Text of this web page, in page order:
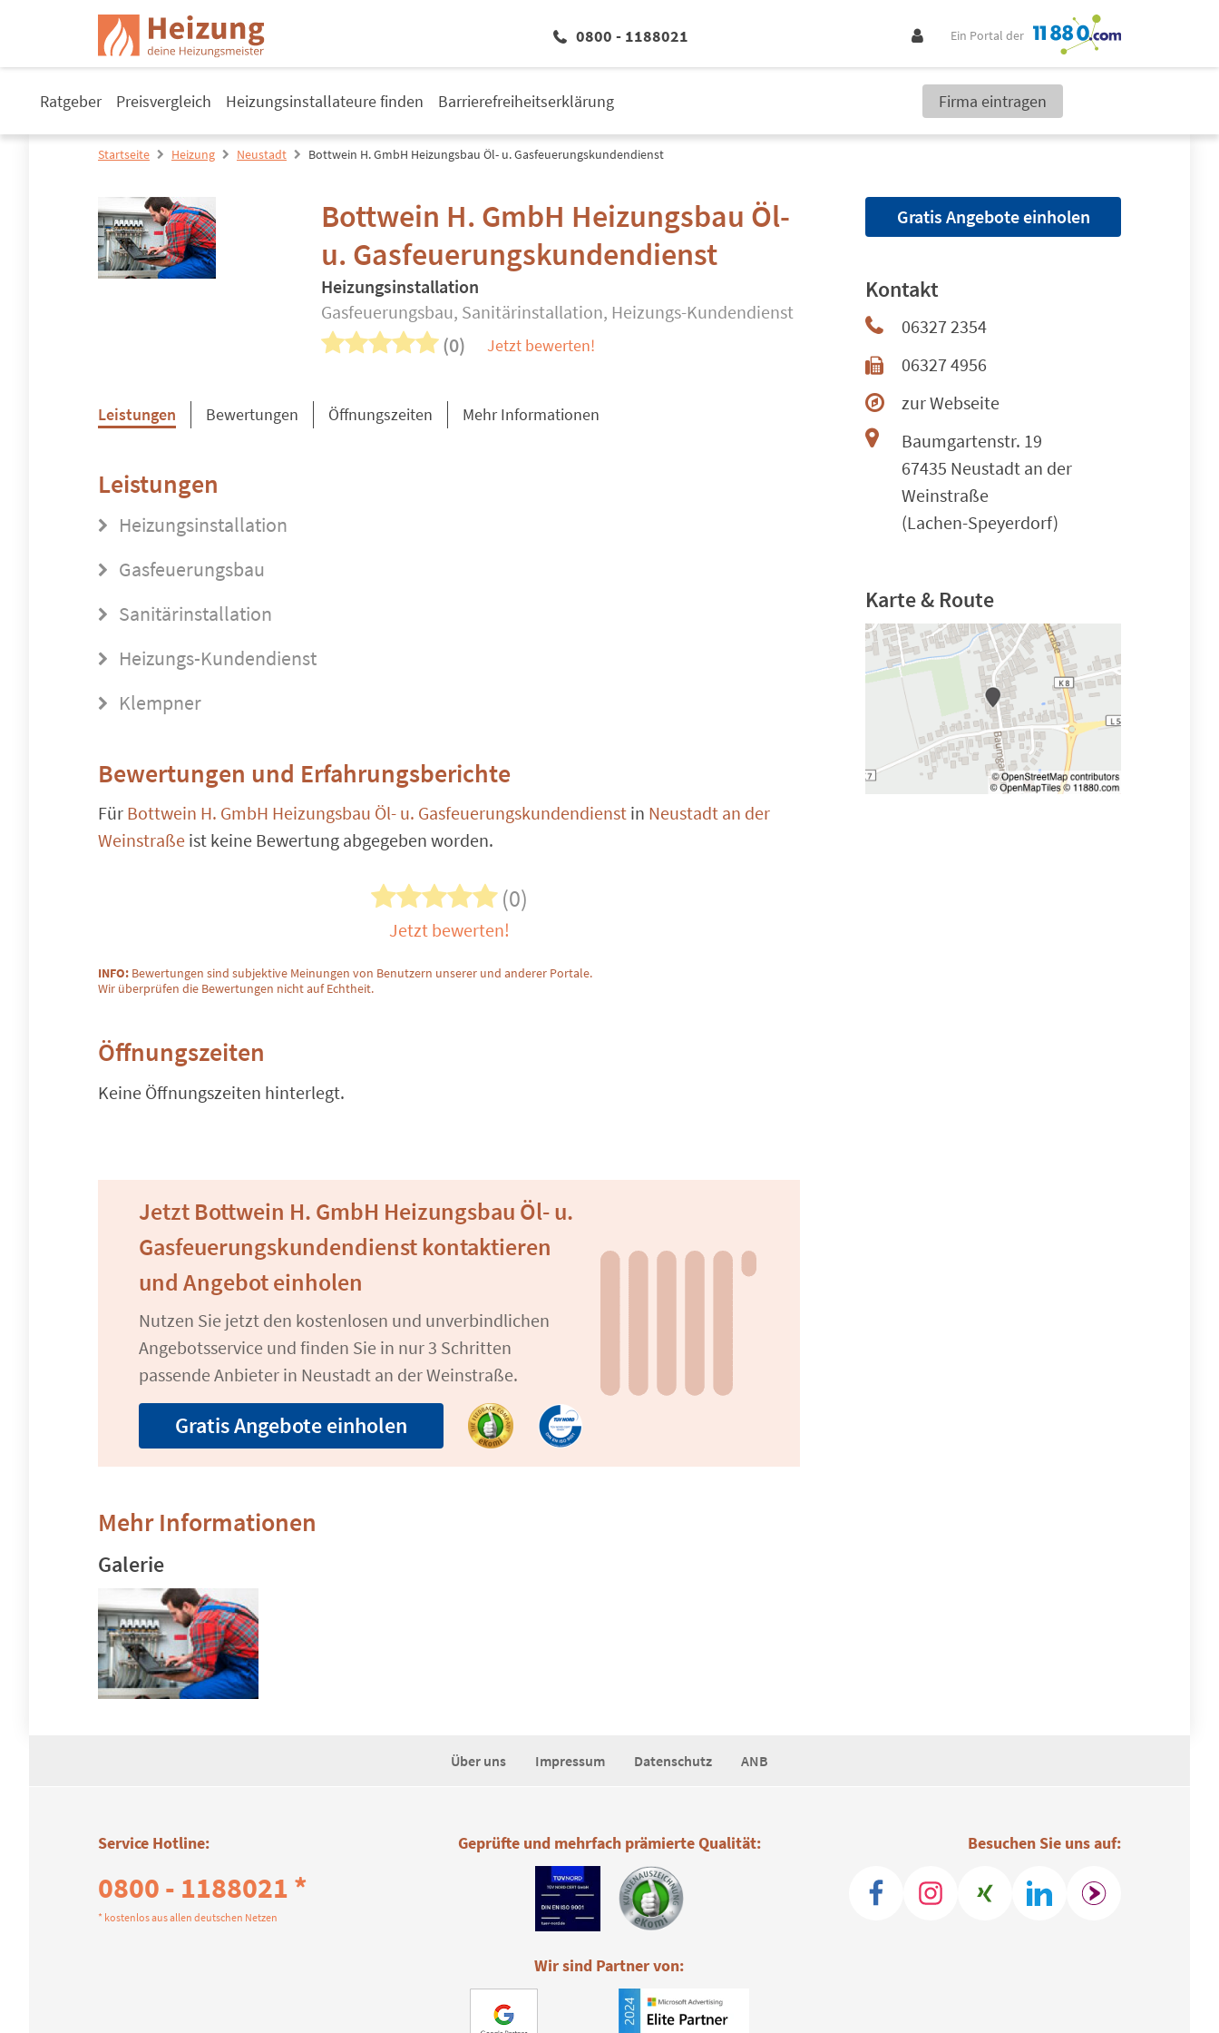
0800 - 1188021 Ein Portal der
Ratgeber Preisvergleich Heizungsinstallateure finden Barrierefreiheitserklärung Firma eintragen
Startseite Heizung Neustadt Bottwein H. GmbH Heizungsbau Öl- u. Gasfeuerungskundendienst
Bottwein H. GmbH Heizungsbau Öl-
u. Gasfeuerungskundendienst
Heizungsinstallation
Gasfeuerungsbau, Sanitärinstallation, Heizungs-Kundendienst
(0) Jetzt bewerten!
Leistungen Bewertungen Öffnungszeiten Mehr Informationen
Leistungen
Heizungsinstallation
Gasfeuerungsbau
Sanitärinstallation
Heizungs-Kundendienst
Klempner
Bewertungen und Erfahrungsberichte
Für Bottwein H. GmbH Heizungsbau Öl- u. Gasfeuerungskundendienst in Neustadt an der
Weinstraße ist keine Bewertung abgegeben worden.
(0)
Jetzt bewerten!
INFO: Bewertungen sind subjektive Meinungen von Benutzern unserer und anderer Portale.
Wir überprüfen die Bewertungen nicht auf Echtheit.
Öffnungszeiten
Keine Öffnungszeiten hinterlegt.
Jetzt Bottwein H. GmbH Heizungsbau Öl- u.
Gasfeuerungskundendienst kontaktieren
und Angebot einholen
Nutzen Sie jetzt den kostenlosen und unverbindlichen
Angebotsservice und finden Sie in nur 3 Schritten
passende Anbieter in Neustadt an der Weinstraße.
Gratis Angebote einholen
Mehr Informationen
Galerie
Gratis Angebote einholen
Kontakt
06327 2354
06327 4956
zur Webseite
Baumgartenstr. 19
67435 Neustadt an der
Weinstraße
(Lachen-Speyerdorf)
Karte & Route
Über uns Impressum Datenschutz ANB
Service Hotline:
0800 - 1188021 *
* kostenlos aus allen deutschen Netzen
Besuchen Sie uns auf:
Geprüfte und mehrfach prämierte Qualität:
Wir sind Partner von: